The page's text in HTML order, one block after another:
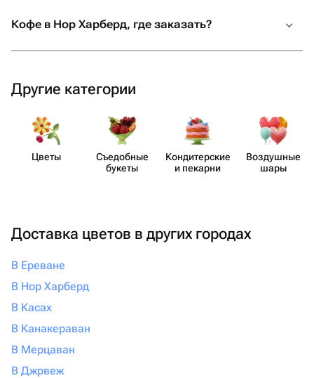
Кофе в Нор Харберд, где заказать?
Другие категории
Цветы
Съедобные
букеты
Кондит​ерские
и пекарни
Воздушные
шары
Доставка цветов в других городах
В Ереване
В Нор Харберд
В Касах
В Канакераван
В Мерцаван
В Джрвеж